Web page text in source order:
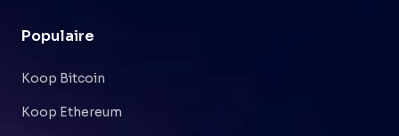
Populaire
Koop Bitcoin
Koop Ethereum